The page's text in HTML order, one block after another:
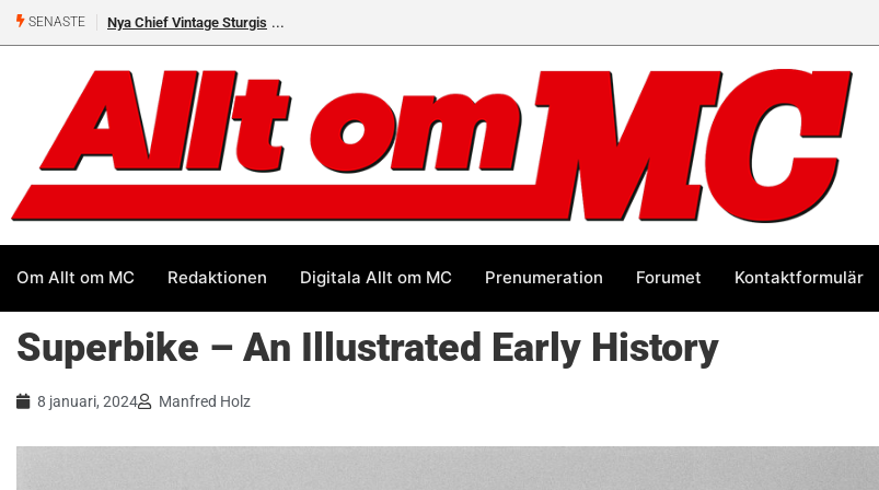
SENASTE Premiär för Östgöta Dundret
Om Allt om MC Redaktionen Digitala Allt om MC Prenumeration Forumet Kontaktformulär
Superbike – An Illustrated Early History
8 januari, 2024 Manfred Holz